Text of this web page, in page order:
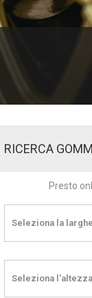
RICERCA
Presto
Seleziona la
Seleziona l'altezza